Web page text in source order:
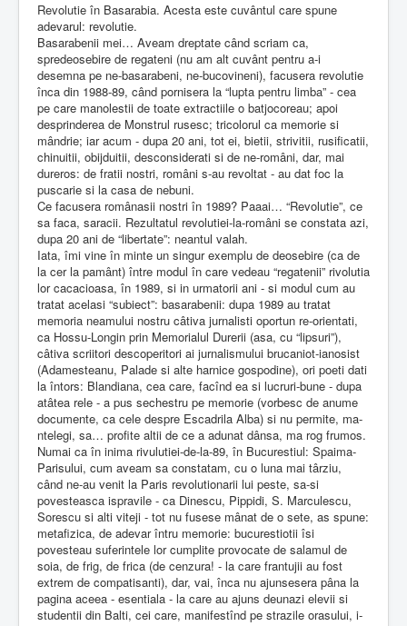
Revolutie în Basarabia. Acesta este cuvântul care spune
adevarul: revolutie.
Basarabenii mei… Aveam dreptate când scriam ca,
spredeosebire de regateni (nu am alt cuvânt pentru a-i
desemna pe ne-basarabeni, ne-bucovineni), facusera revolutie
înca din 1988-89, când pornisera la “lupta pentru limba” - cea
pe care manolestii de toate extractiile o batjocoreau; apoi
desprinderea de Monstrul rusesc; tricolorul ca memorie si
mândrie; iar acum - dupa 20 ani, tot ei, bietii, strivitii, rusificatii,
chinuitii, obijduitii, desconsiderati si de ne-români, dar, mai
dureros: de fratii nostri, români s-au revoltat - au dat foc la
puscarie si la casa de nebuni.
Ce facusera românasii nostri în 1989? Paaai… “Revolutie”, ce
sa faca, saracii. Rezultatul revolutiei-la-români se constata azi,
dupa 20 ani de “libertate”: neantul valah.
Iata, îmi vine în minte un singur exemplu de deosebire (ca de
la cer la pamânt) între modul în care vedeau “regatenii” rivolutia
lor cacacioasa, în 1989, si in urmatorii ani - si modul cum au
tratat acelasi “subiect”: basarabenii: dupa 1989 au tratat
memoria neamului nostru câtiva jurnalisti oportun re-orientati,
ca Hossu-Longin prin Memorialul Durerii (asa, cu “lipsuri”),
câtiva scriitori descoperitori ai jurnalismului brucaniot-ianosist
(Adamesteanu, Palade si alte harnice gospodine), ori poeti dati
la întors: Blandiana, cea care, facînd ea si lucruri-bune - dupa
atâtea rele - a pus sechestru pe memorie (vorbesc de anume
documente, ca cele despre Escadrila Alba) si nu permite, ma-
ntelegi, sa… profite altii de ce a adunat dânsa, ma rog frumos.
Numai ca în inima rivulutiei-de-la-89, în Bucurestiul: Spaima-
Parisului, cum aveam sa constatam, cu o luna mai târziu,
când ne-au venit la Paris revolutionarii lui peste, sa-si
povesteasca ispravile - ca Dinescu, Pippidi, S. Marculescu,
Sorescu si alti viteji - tot nu fusese mânat de o sete, as spune:
metafizica, de adevar întru memorie: bucurestiotii îsi
povesteau suferintele lor cumplite provocate de salamul de
soia, de frig, de frica (de cenzura! - la care frantujii au fost
extrem de compatisanti), dar, vai, înca nu ajunsesera pâna la
pagina aceea - esentiala - la care au ajuns deunazi elevii si
studentii din Balti, cei care, manifestînd pe strazile orasului, i-